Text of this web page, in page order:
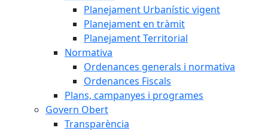
Planejament Urbanístic vigent
Planejament en tràmit
Planejament Territorial
Normativa
Ordenances generals i normativa
Ordenances Fiscals
Plans, campanyes i programes
Govern Obert
Transparència